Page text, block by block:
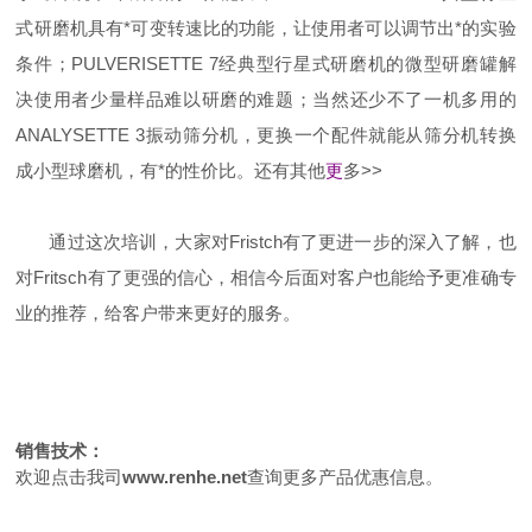
式研磨机具有*可变转速比的功能，让使用者可以调节出*的实验
条件；PULVERISETTE 7经典型行星式研磨机的微型研磨罐解
决使用者少量样品难以研磨的难题；当然还少不了一机多用的
ANALYSETTE 3振动筛分机，更换一个配件就能从筛分机转换
成小型球磨机，有*的性价比。还有其他更多>>
通过这次培训，大家对Fristch有了更进一步的深入了解，也
对Fritsch有了更强的信心，相信今后面对客户也能给予更准确专
业的推荐，给客户带来更好的服务。
销售技术：
欢迎点击我司www.renhe.net查询更多产品优惠信息。